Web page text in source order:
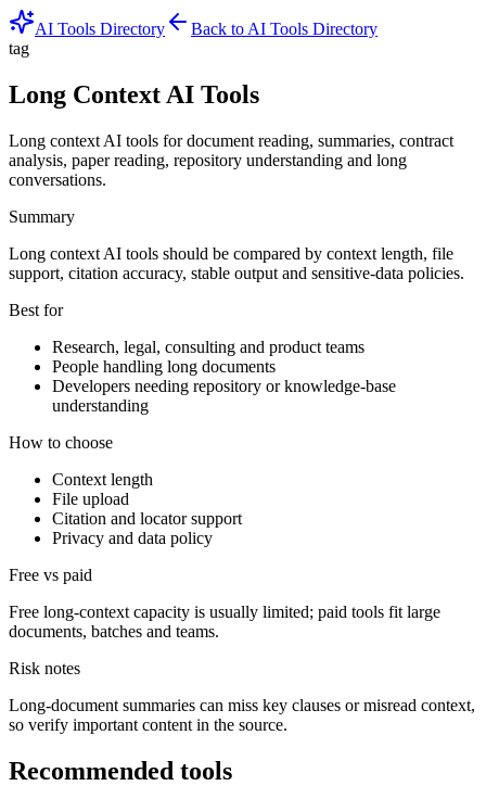
AI Tools Directory
Back to AI Tools Directory
tag
Long Context AI Tools
Long context AI tools for document reading, summaries, contract
analysis, paper reading, repository understanding and long
conversations.
Summary
Long context AI tools should be compared by context length, file
support, citation accuracy, stable output and sensitive-data policies.
Best for
Research, legal, consulting and product teams
People handling long documents
Developers needing repository or knowledge-base
understanding
How to choose
Context length
File upload
Citation and locator support
Privacy and data policy
Free vs paid
Free long-context capacity is usually limited; paid tools fit large
documents, batches and teams.
Risk notes
Long-document summaries can miss key clauses or misread context,
so verify important content in the source.
Recommended tools